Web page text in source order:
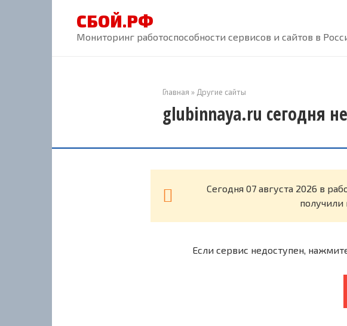
СБОЙ.РФ
Мониторинг работоспособности сервисов и сайтов в
Главная » Другие сайты
glubinnaya.ru сегодня
Cегодня 07 августа 2026 в
получили
Если сервис недоступен,